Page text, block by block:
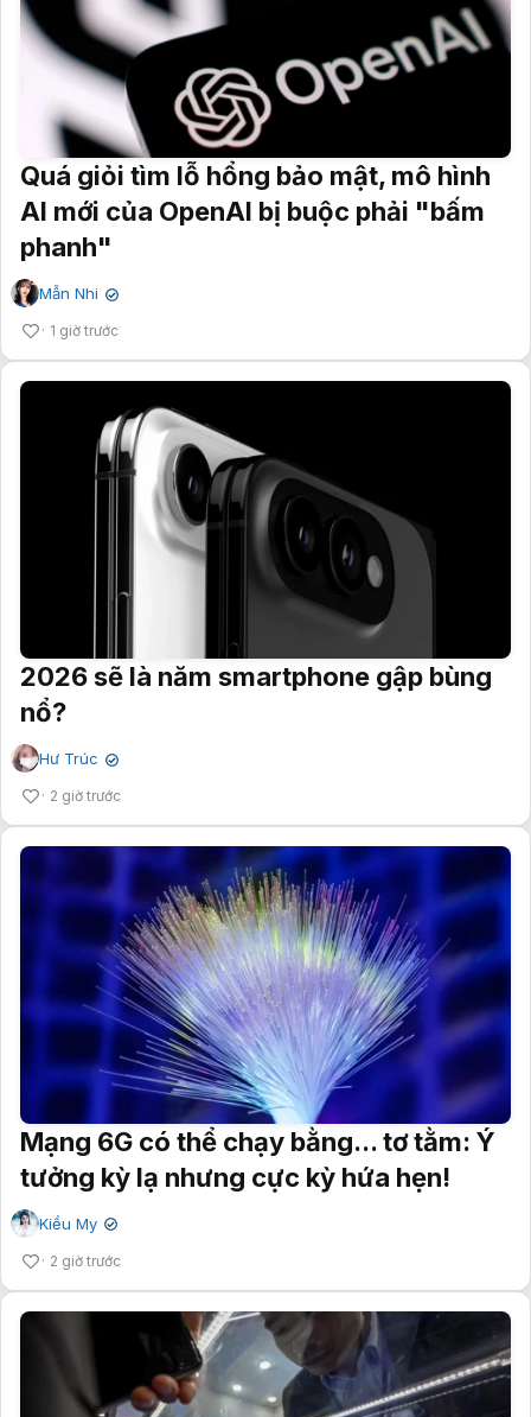
Quá giỏi tìm lỗ hổng bảo mật, mô hình
AI mới của OpenAI bị buộc phải "bấm
phanh"
Mẫn Nhi ✔
1 giờ trước
2026 sẽ là năm smartphone gập bùng
nổ?
Hư Trúc ✔
2 giờ trước
Mạng 6G có thể chạy bằng... tơ tằm: Ý
tưởng kỳ lạ nhưng cực kỳ hứa hẹn!
Kiều My ✔
2 giờ trước